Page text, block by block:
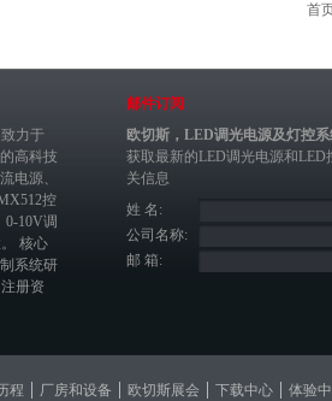
首
力于
高科技
电源、
控
0-10V调
核心
系统研
册资
邮件订阅
欧切斯，LED调光电源及灯控系
获取最新的LED调光电源和LED
关信息
姓 名:
公司名称:
邮 箱:
程 厂房和设备 欧切斯展会 下载中心 体验